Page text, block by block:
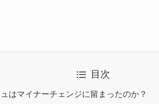
目次
はマイナーチェンジに留まったのか？